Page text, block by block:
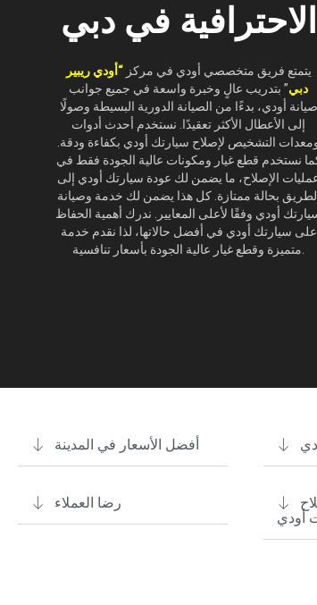
الاحترافية في دبي
يتمتع فريق متخصصي أودي في مركز“أودي ريبير
دبي” بتدريب عالٍ وخبرة واسعة في جميع جوانب
صيانة أودي، بدءًا من الصيانة الدورية البسيطة وصولًا
إلى الأعطال الأكثر تعقيدًا. نستخدم أحدث أدوات
التشخيص لإصلاح سيارتك أودي بكفاءة ودقة.
نستخدم قطع غيار ومكونات عالية الجودة فقط في
الإصلاح، ما يضمن لك عودة سيارتك أودي إلى
بحالة ممتازة. كل هذا يضمن لك خدمة وصيانة
أودي وفقًا لأعلى المعايير. ندرك أهمية الحفاظ
على سيارتك أودي في أفضل حالاتها، لذا نقدم خدمة
أفضل الأسعار في المدينة
رضا العملاء
أودي